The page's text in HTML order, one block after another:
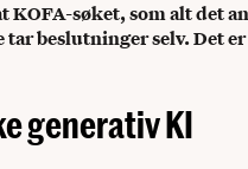
KOFA-søket, som alt det
beslutninger selv. Det er
generativ KI